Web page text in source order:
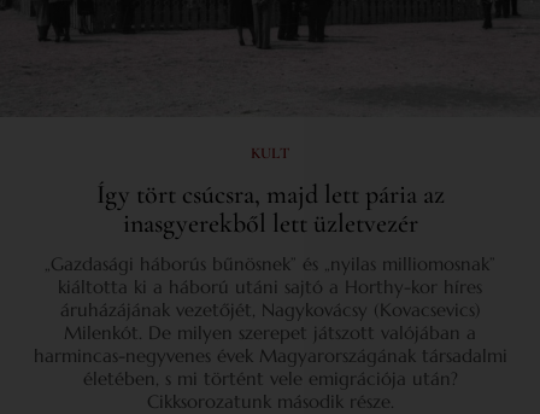
KULT
Így tört csúcsra, majd lett pária az
inasgyerekből lett üzletvezér
„Gazdasági háborús bűnösnek” és „nyilas milliomosnak”
kiáltotta ki a háború utáni sajtó a Horthy-kor híres
áruházájának vezetőjét, Nagykovácsy (Kovacsevics)
Milenkót. De milyen szerepet játszott valójában a
harmincas-negyvenes évek Magyarországának társadalmi
életében, s mi történt vele emigrációja után?
Cikksorozatunk második része.